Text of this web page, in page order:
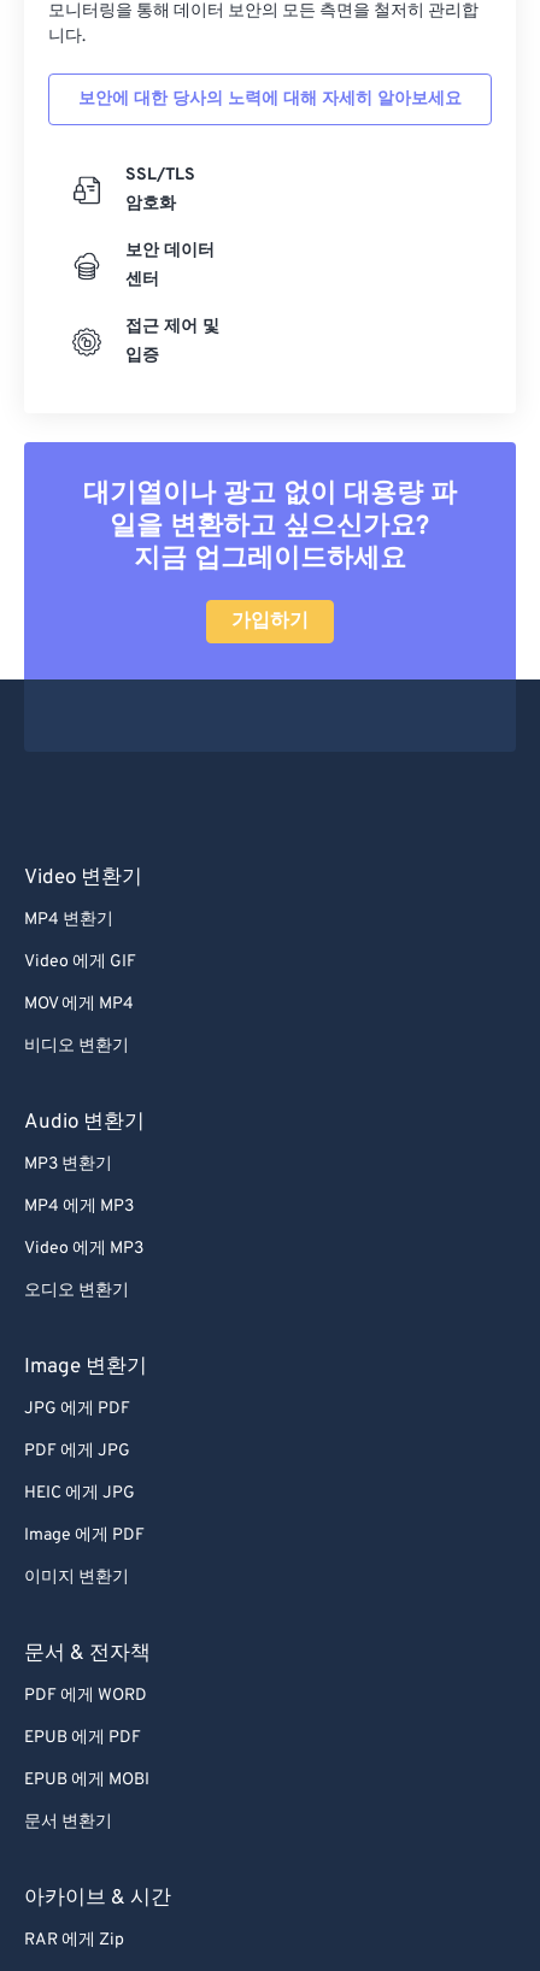
모니터링을 통해 데이터 보안의 모든 측면을 철저히 관리합
니다.
보안에 대한 당사의 노력에 대해 자세히 알아보세요
SSL/TLS
암호화
보안 데이터
센터
접근 제어 및
입증
대기열이나 광고 없이 대용량 파
일을 변환하고 싶으신가요?
지금 업그레이드하세요
가입하기
Video 변환기
MP4 변환기
Video 에게 GIF
MOV 에게 MP4
비디오 변환기
Audio 변환기
MP3 변환기
MP4 에게 MP3
Video 에게 MP3
오디오 변환기
Image 변환기
JPG 에게 PDF
PDF 에게 JPG
HEIC 에게 JPG
Image 에게 PDF
이미지 변환기
문서 & 전자책
PDF 에게 WORD
EPUB 에게 PDF
EPUB 에게 MOBI
문서 변환기
아카이브 & 시간
RAR 에게 Zip